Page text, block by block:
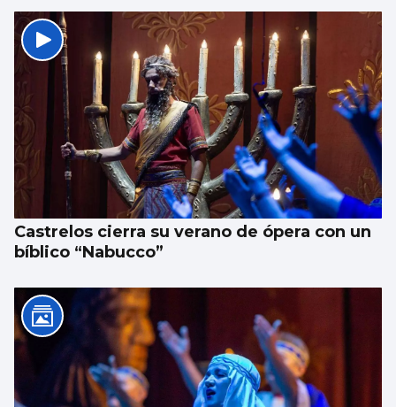
Castrelos cierra su verano de ópera con un
bíblico “Nabucco”